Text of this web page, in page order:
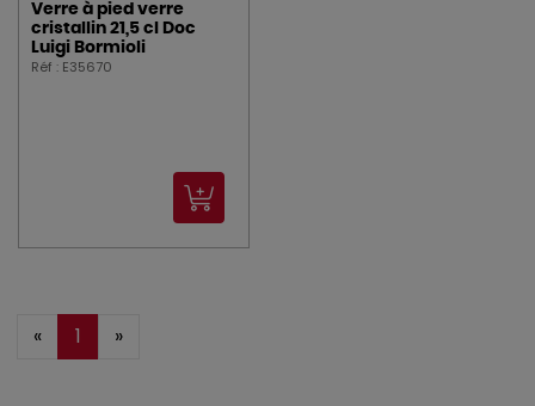
Verre à pied verre
cristallin 21,5 cl Doc
Luigi Bormioli
Réf : E35670
« 1 »